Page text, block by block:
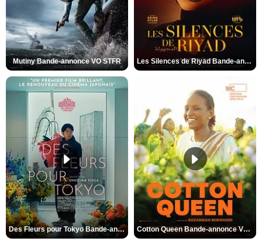
Mutiny Bande-annonce VO STFR Les Silences de Riyad Bande-annonce VO STFR
Des Fleurs pour Tokyo Bande-annonce VO STFR Cotton Queen Bande-annonce VO STFR